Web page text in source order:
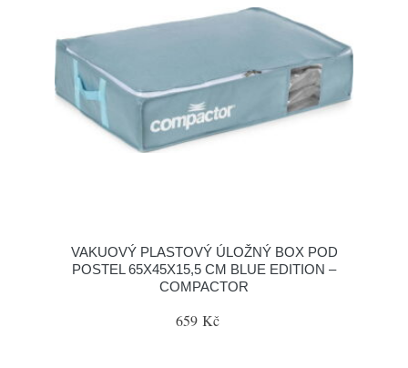
VAKUOVÝ PLASTOVÝ ÚLOŽNÝ BOX POD
POSTEL 65X45X15,5 CM BLUE EDITION –
COMPACTOR
659 Kč